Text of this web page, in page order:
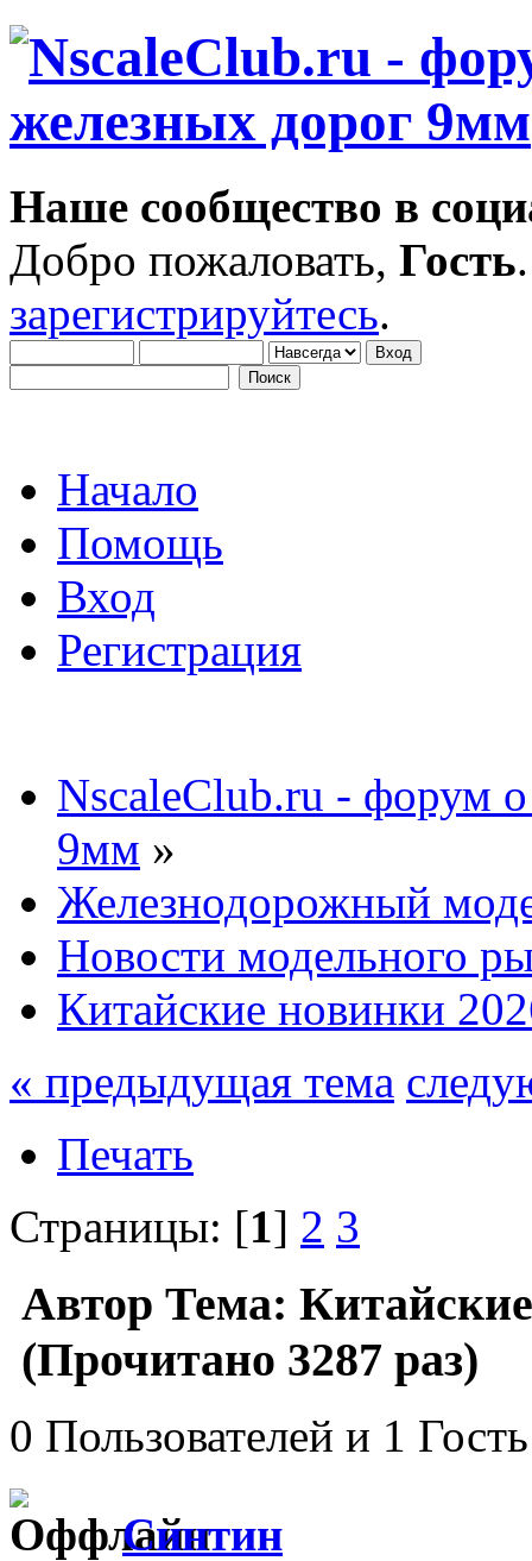
Наше сообщество в
Добро пожаловать, Гость
зарегистрируйтесь.
Начало
Помощь
Вход
Регистрация
NscaleClub.ru - форум
9мм »
Железнодорожный
Новости модельного
Китайские новинки
« предыдущая тема
Печать
Страницы: [1] 2 3
Автор Тема:
(Прочитано 3287 раз)
0 Пользователей и 1
Синтин